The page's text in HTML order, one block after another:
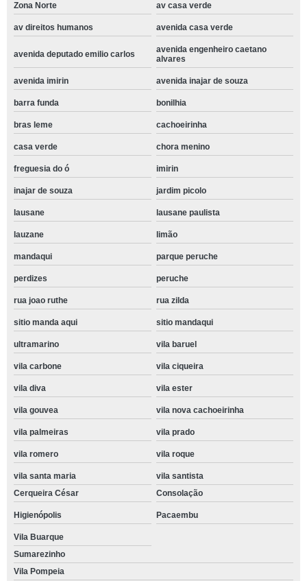
Zona Norte av casa verde
av direitos humanos avenida casa verde
avenida deputado emilio carlos
avenida engenheiro caetano
alvares
avenida imirin avenida inajar de souza
barra funda bonilhia
bras leme cachoeirinha
casa verde chora menino
freguesia do ó imirin
inajar de souza jardim picolo
lausane lausane paulista
lauzane limão
mandaqui parque peruche
perdizes peruche
rua joao ruthe rua zilda
sitio manda aqui sitio mandaqui
ultramarino vila baruel
vila carbone vila ciqueira
vila diva vila ester
vila gouvea vila nova cachoeirinha
vila palmeiras vila prado
vila romero vila roque
vila santa maria
vila santista
Cerqueira César
Consolação
Higienópolis Pacaembu
Vila Buarque
Sumarezinho
Vila Pompeia